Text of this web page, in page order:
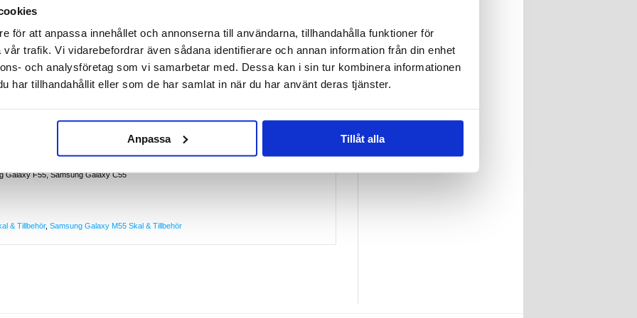
för att anpassa innehållet och annonserna till användarna, tillhandahålla funktioner för
trafik. Vi vidarebefordrar även sådana identifierare och annan information från din enhet
och analysföretag som vi samarbetar med. Dessa kan i sin tur kombinera informationen
har tillhandahållit eller som de har samlat in när du har använt deras tjänster.
Anpassa Tillåt alla
Galaxy F55, Galaxy C55
på baksidan ger ett bättre dagligt skydd och det är noggrant designat för att passa perfekt
C55. Det ger din Samsung Galaxy M55, Galaxy F55, Galaxy C55 en ny look utan att ge en
Galaxy F55, Galaxy C55
skalets upphöjda kanter
Samsung Galaxy M55, Galaxy F55, Galaxy C55
F55, Galaxy C55 utan att ge en klumpig känsla
Galaxy F55, Samsung Galaxy C55
& Tillbehör, Samsung Galaxy M55 Skal & Tillbehör